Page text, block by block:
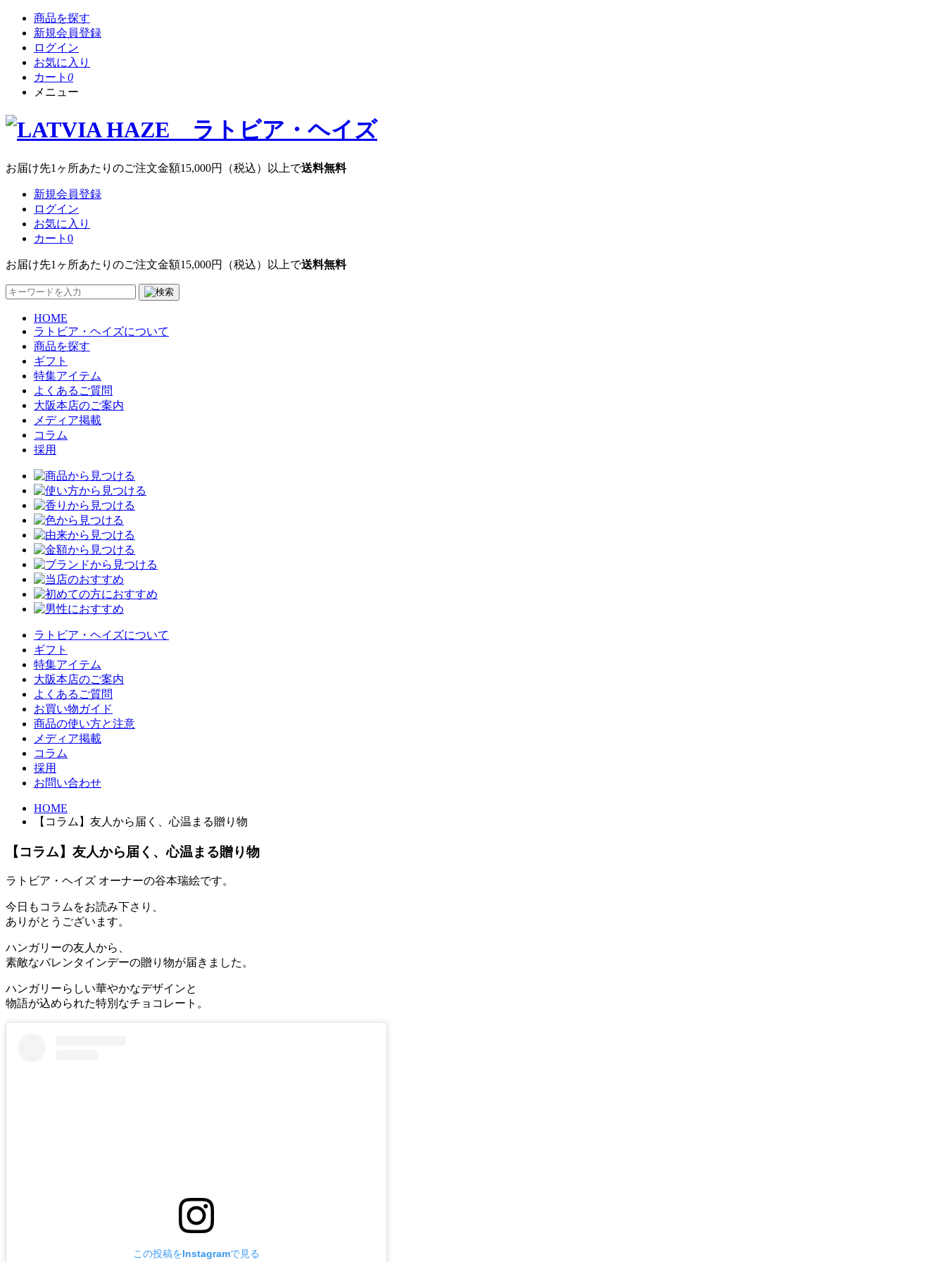
商品を探す
新規会員登録
ログイン
お気に入り
カート 0
メニュー
お届け先1ヶ所あたりのご注文金額15,000円 （税込）以上で送料無料
新規会員登録
ログイン
お気に入り
カート 0
お届け先1ヶ所あたりのご注文金額15,000円 （税込）以上で送料無料
HOME
ラトビア・ヘイズについて
商品を探す
ギフト
特集アイテム
よくあるご質問
大阪本店のご案内
メディア掲載
コラム
採用
ラトビア・ヘイズについて
ギフト
特集アイテム
大阪本店のご案内
よくあるご質問
お買い物ガイド
商品の使い方と注意
メディア掲載
コラム
採用
お問い合わせ
HOME
【コラム】友人から届く、心温まる贈り物
【コラム】友人から届く、心温まる贈り物
ラトビア・ヘイズ オーナーの谷本瑞絵です。
今日もコラムをお読み下さり、
ありがとうございます。
ハンガリーの友人から、
素敵なバレンタインデーの贈り物が届きました。
ハンガリーらしい華やかなデザインと
物語が込められた特別なチョコレート。
この投稿をInstagramで見る